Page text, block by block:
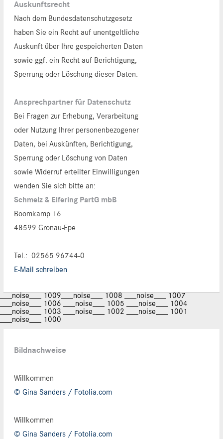
Auskunftsrecht
Nach dem Bundesdatenschutzgesetz
haben Sie ein Recht auf unentgeltliche
Auskunft über Ihre gespeicherten Daten
sowie ggf. ein Recht auf Berichtigung,
Sperrung oder Löschung dieser Daten.
Ansprechpartner für Datenschutz
Bei Fragen zur Erhebung, Verarbeitung
oder Nutzung Ihrer personenbezogener
Daten, bei Auskünften, Berichtigung,
Sperrung oder Löschung von Daten
sowie Widerruf erteilter Einwilligungen
wenden Sie sich bitte an:
Schmelz & Elfering PartG mbB
Boomkamp 16
48599 Gronau-Epe
Tel.: 02565 96744-0
E-Mail schreiben
___noise___ 1009 ___noise___ 1008
___noise___ 1007
___noise___ 1006
___noise___ 1005
___noise___ 1004
___noise___ 1003
___noise___ 1002
___noise___ 1001
___noise___ 1000
Bildnachweise
Willkommen
© Gina Sanders / Fotolia.com
Willkommen
© Gina Sanders / Fotolia.com